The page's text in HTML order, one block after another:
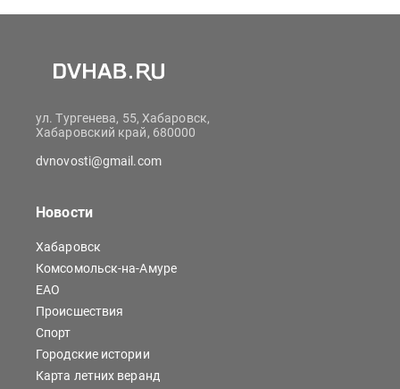
ул. Тургенева, 55, Хабаровск,
Хабаровский край, 680000
dvnovosti@gmail.com
Новости
Хабаровск
Комсомольск-на-Амуре
ЕАО
Происшествия
Спорт
Городские истории
Карта летних веранд